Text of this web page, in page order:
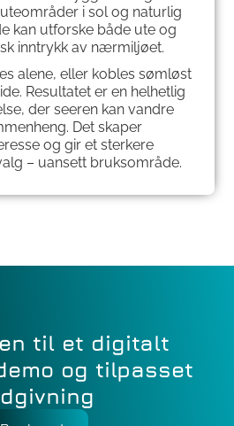
i sol og naturlig
kan utforske både ute og
inntrykk av nærmiljøet.
alene, eller kobles sømløst
Resultatet er en helhetlig
der seeren kan vandre
Det skaper
og gir et sterkere
– uansett bruksområde.
til et digitalt
og tilpasset